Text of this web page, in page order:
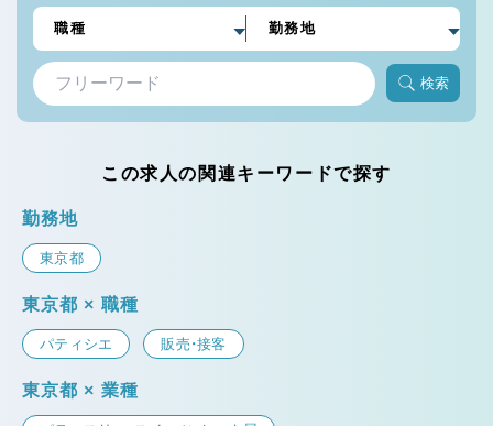
検索
この求人の関連キーワードで探す
勤務地
東京都
東京都 × 職種
パティシエ 販売・接客
東京都 × 業種